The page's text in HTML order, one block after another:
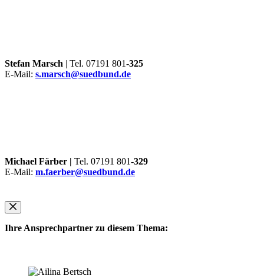
Stefan Marsch | Tel. 07191 801-325
E-Mail: s.marsch@suedbund.de
Michael Färber | Tel. 07191 801-329
E-Mail: m.faerber@suedbund.de
Ihre Ansprechpartner zu diesem Thema: